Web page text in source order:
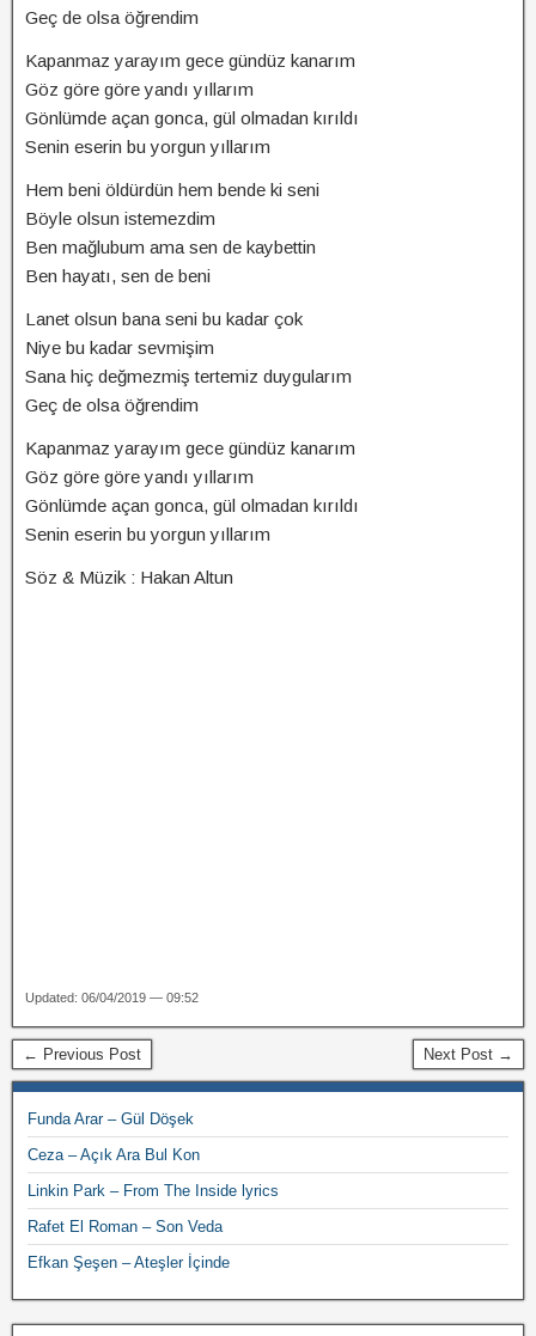
Geç de olsa öğrendim
Kapanmaz yarayım gece gündüz kanarım
Göz göre göre yandı yıllarım
Gönlümde açan gonca, gül olmadan kırıldı
Senin eserin bu yorgun yıllarım
Hem beni öldürdün hem bende ki seni
Böyle olsun istemezdim
Ben mağlubum ama sen de kaybettin
Ben hayatı, sen de beni
Lanet olsun bana seni bu kadar çok
Niye bu kadar sevmişim
Sana hiç değmezmiş tertemiz duygularım
Geç de olsa öğrendim
Kapanmaz yarayım gece gündüz kanarım
Göz göre göre yandı yıllarım
Gönlümde açan gonca, gül olmadan kırıldı
Senin eserin bu yorgun yıllarım
Söz & Müzik : Hakan Altun
Updated: 06/04/2019 — 09:52
← Previous Post Next Post →
Funda Arar – Gül Döşek
Ceza – Açık Ara Bul Kon
Linkin Park – From The Inside lyrics
Rafet El Roman – Son Veda
Efkan Şeşen – Ateşler İçinde